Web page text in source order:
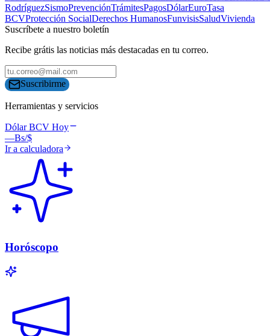
RodríguezSismoPrevenciónTrámitesPagosDólarEuroTasa
BCVProtección SocialDerechos HumanosFunvisisSaludVivienda
Suscríbete a nuestro boletín
Recibe grátis las noticias más destacadas en tu correo.
Suscribirme
Herramientas y servicios
Dólar BCV Hoy
—Bs/$
Ir a calculadora
Horóscopo